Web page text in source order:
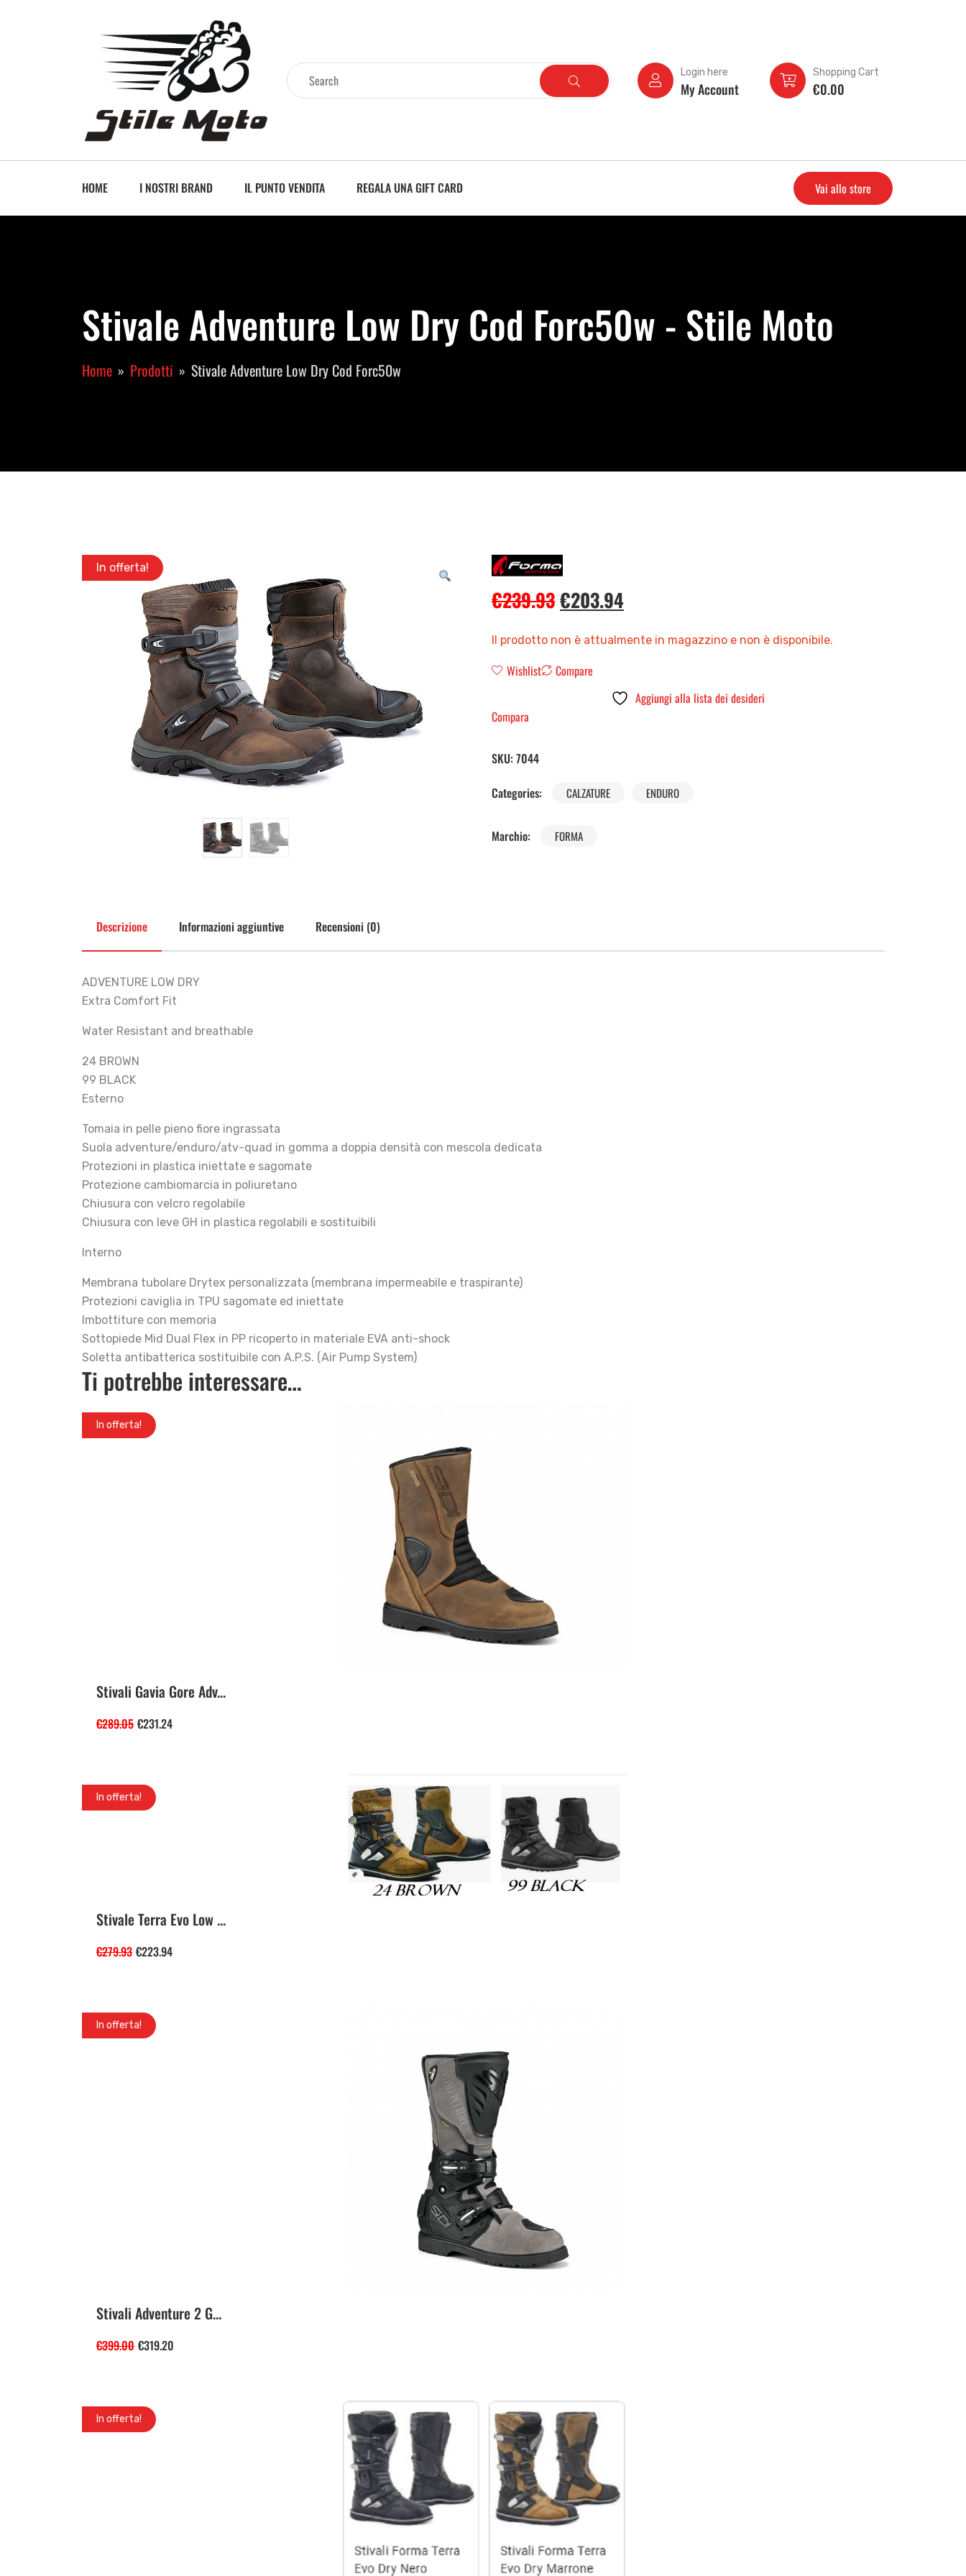
Login here
My Account
Shopping Cart
€0.00
HOME I NOSTRI BRAND IL PUNTO VENDITA REGALA UNA GIFT CARD Vai allo store
Stivale Adventure Low Dry Cod Forc50w - Stile Moto
Home Prodotti Stivale Adventure Low Dry Cod Forc50w
In offerta!
€239.93€203.94
Il prodotto non è attualmente in magazzino e non è disponibile.
Wishlist
Compare
Aggiungi alla lista dei desideri
Compara
SKU: 7044
Categories:
CALZATURE ENDURO
Marchio: FORMA
Descrizione Informazioni aggiuntive Recensioni (0)
ADVENTURE LOW DRY
Extra Comfort Fit
Water Resistant and breathable
24 BROWN
99 BLACK
Esterno
Tomaia in pelle pieno fiore ingrassata
Suola adventure/enduro/atv-quad in gomma a doppia densità con mescola dedicata
Protezioni in plastica iniettate e sagomate
Protezione cambiomarcia in poliuretano
Chiusura con velcro regolabile
Chiusura con leve GH in plastica regolabili e sostituibili
Interno
Membrana tubolare Drytex personalizzata (membrana impermeabile e traspirante)
Protezioni caviglia in TPU sagomate ed iniettate
Imbottiture con memoria
Sottopiede Mid Dual Flex in PP ricoperto in materiale EVA anti-shock
Soletta antibatterica sostituibile con A.P.S. (Air Pump System)
Ti potrebbe interessare…
In offerta!
Stivali Gavia Gore Adv...
€289.05 €231.24
In offerta!
Stivale Terra Evo Low ...
€279.93 €223.94
In offerta!
Stivali Adventure 2 G...
€399.00 €319.20
In offerta!